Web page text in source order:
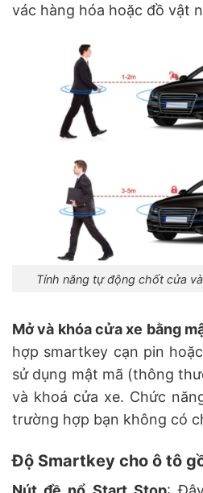
vác hàng hóa hoặc đồ vật
Tính năng tự động chốt cửa
Mở và khóa cửa xe bằng
hợp smartkey cạn pin
sử dụng mật mã (thông
và khoá cửa xe. Chức
trường hợp bạn không có
Độ Smartkey cho ô tô